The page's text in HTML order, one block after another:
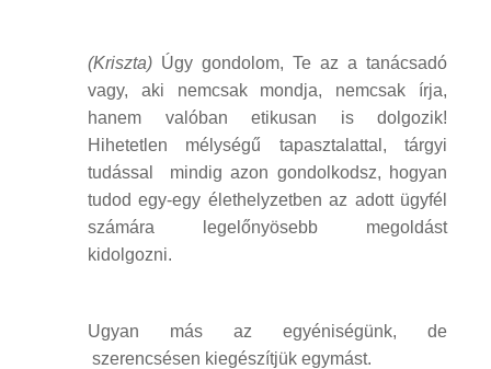
(Kriszta) Úgy gondolom, Te az a tanácsadó
vagy, aki nemcsak mondja, nemcsak írja,
hanem valóban etikusan is dolgozik!
Hihetetlen mélységű tapasztalattal, tárgyi
tudással mindig azon gondolkodsz, hogyan
tudod egy-egy élethelyzetben az adott ügyfél
számára legelőnyösebb megoldást
kidolgozni.
Ugyan más az egyéniségünk, de
szerencsésen kiegészítjük egymást.